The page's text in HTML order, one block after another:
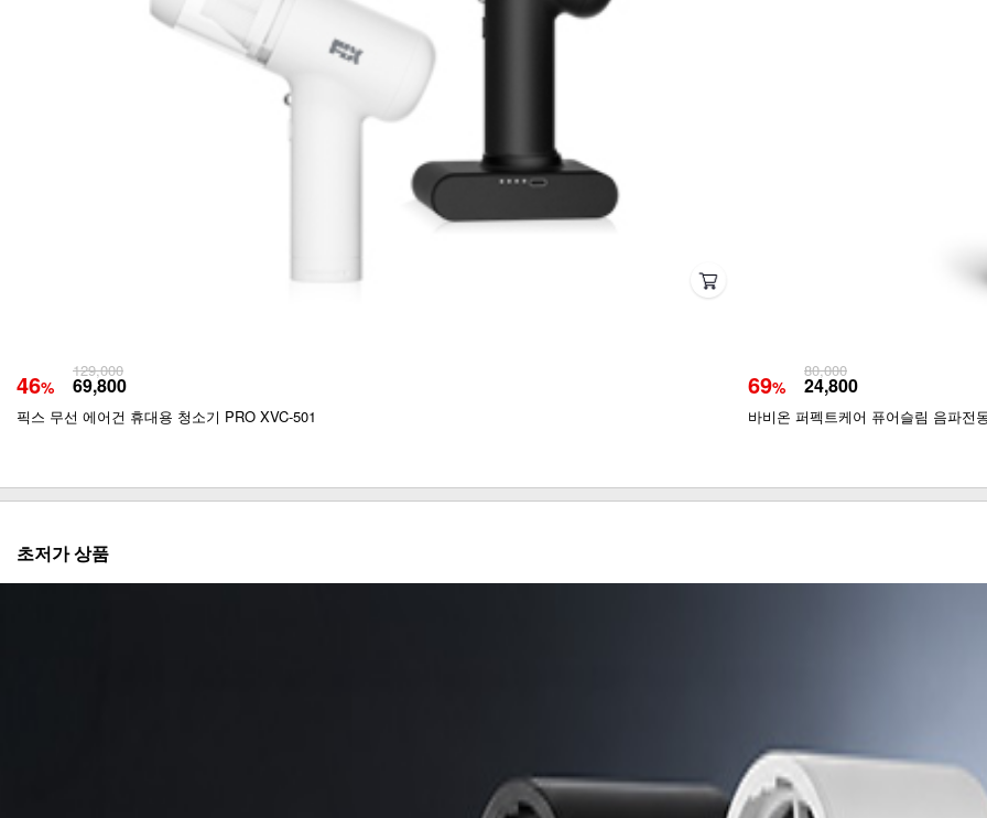
46%
129,000
69,800
픽스 무선 에어건 휴대용 청소기 PRO XVC-501
69%
80,000
24,800
바비온 퍼펙트케어 퓨어슬림 음파전
초저가 상품